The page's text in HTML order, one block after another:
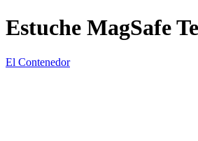
Estuche MagSafe
El Contenedor